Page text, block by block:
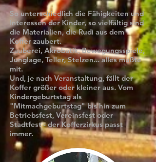
So unterschiedlich die Fähigkeiten und
Interessen der Kinder, so vielfältig sind
die Materialien, die Rudi aus dem
Koffer zaubert.
Zauberei, Akrobatik, Bewegungsspiele,
Junglage, Teller, Stelzen... alles mußte
mit.
Und, je nach Veranstaltung, fällt der
Koffer größer oder kleiner aus. Vom
Kindergeburtstag als
"Mitmachgeburtstag" bis hin zum
Betriebsfest, Vereinsfest oder
Stadtfest - der Kofferzirkus passt
immer.